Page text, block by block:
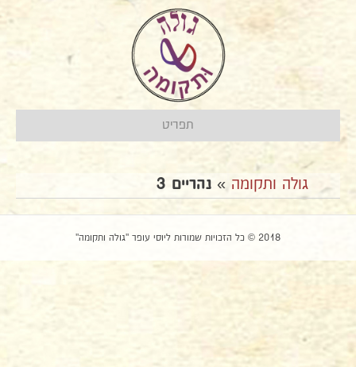
תפריט
גולה ותקומה » נהריים 3
2018 © כל הזכויות שמורות ליוסי עופר "גולה ותקומה"